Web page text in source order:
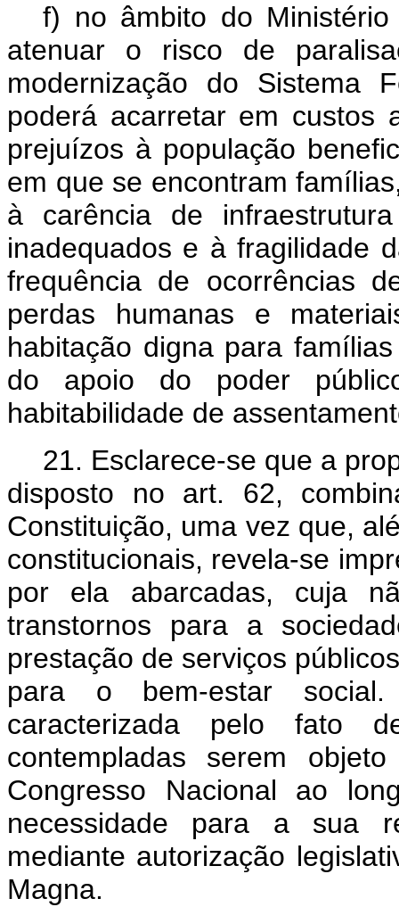
f) no âmbito do
atenuar o risco de
modernização do Sistema
poderá acarretar em custos
prejuízos à população
em que se encontram
à carência de
inadequados e à fragilidade
frequência de ocorrências
perdas humanas e
habitação digna para
do apoio do poder
habitabilidade de
21. Esclarece-se que a
disposto no art. 62,
Constituição, uma vez que,
constitucionais, revela-se
por ela abarcadas, cuja
transtornos para a
prestação de serviços
para o bem-estar
caracterizada pelo fato
contempladas serem
Congresso Nacional ao
necessidade para a sua
mediante autorização
Magna.